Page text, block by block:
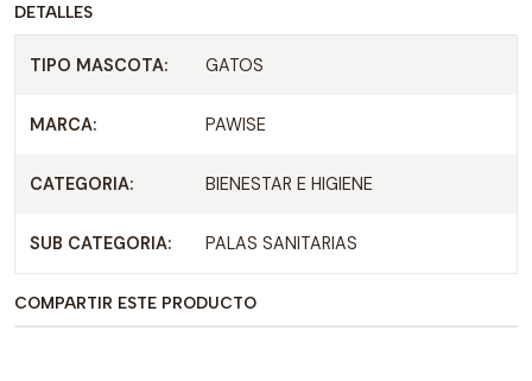
DETALLES
TIPO MASCOTA: GATOS
MARCA: PAWISE
CATEGORIA: BIENESTAR E HIGIENE
SUB CATEGORIA: PALAS SANITARIAS
COMPARTIR ESTE PRODUCTO